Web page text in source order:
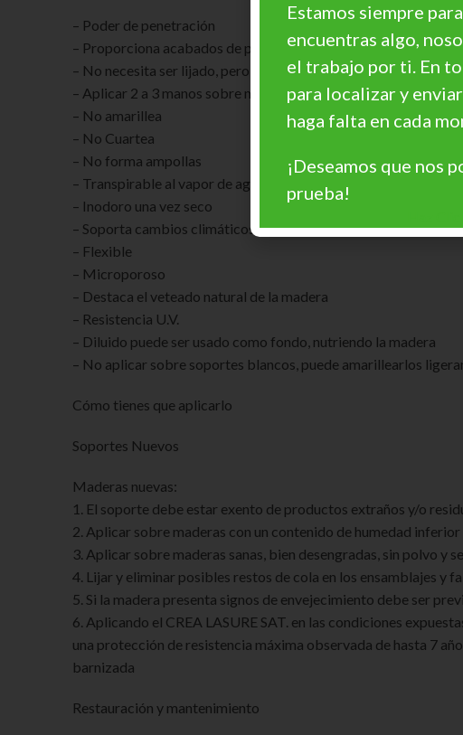
– Poder de penetración
– Proporciona acabados de poro abierto
– No necesita ser lijado, pero si se quiere lijar, se hace
– Aplicar 2 a 3 manos sobre madera nueva. 1 a 2 como
– No amarillea
– No Cuartea
– No forma ampollas
– Transpirable al vapor de agua
– Inodoro una vez seco
– Soporta cambios climáticos fuertes
– Flexible
– Microporoso
– Destaca el veteado natural de la madera
– Resistencia U.V.
– Diluido puede ser usado como fondo, nutriendo la madera
– No aplicar sobre soportes blancos, puede amarillearlos
Cómo tienes que aplicarlo
Soportes Nuevos
Maderas nuevas:
1. El soporte debe estar exento de productos extraños y/o
2. Aplicar sobre maderas con un contenido de humedad inferior
3. Aplicar sobre maderas sanas, bien desengradas, sin polvo y
4. Lijar y eliminar posibles restos de cola en los ensamblajes y
5. Si la madera presenta signos de envejecimiento debe ser
6. Aplicando el CREA LASURE SAT. en las condiciones
una protección de resistencia máxima observada de hasta 7
barnizada
Restauración y mantenimiento
Estamos siempre
encuentras algo,
el trabajo por ti. En
para localizar y
haga falta en cada
¡Deseamos que nos
prueba!